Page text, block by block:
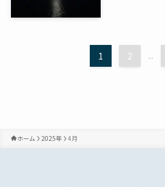
1 2 ...
ホーム 2025年 4月